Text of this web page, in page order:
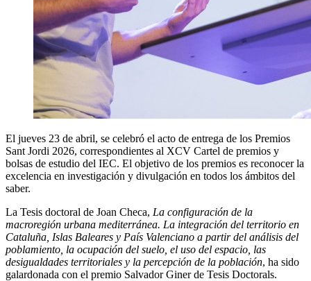
El jueves 23 de abril, se celebró el acto de entrega de los Premios
Sant Jordi 2026, correspondientes al XCV Cartel de premios y
bolsas de estudio del IEC. El objetivo de los premios es reconocer la
excelencia en investigación y divulgación en todos los ámbitos del
saber.
La Tesis doctoral de Joan Checa, La configuración de la
macroregión urbana mediterránea. La integración del territorio en
Cataluña, Islas Baleares y País Valenciano a partir del análisis del
poblamiento, la ocupación del suelo, el uso del espacio, las
desigualdades territoriales y la percepción de la población, ha sido
galardonada con el premio Salvador Giner de Tesis Doctorals.